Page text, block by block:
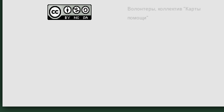
Волонтеры, коллектив "Карты
помощи"